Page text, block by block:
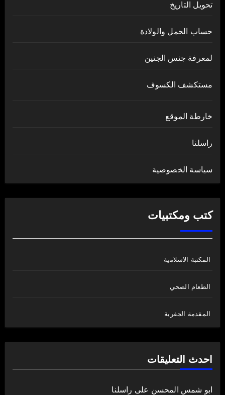
تحويل التاريخ
حساب الحمل والولادة
لمعرفة جنس الجنين
مستكشف الكسوف
خارطة الموقع
راسلنا
سياسة الخصوصية
كتب ومكتبيات
المكتبة الاسلامية
الطعام الصحي
المقدمة الجفرية
احدث التعليقات
ابو شمس المحسن على راسلنا